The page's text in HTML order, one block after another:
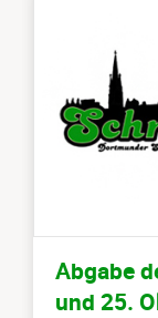
Abgabe
und 25.